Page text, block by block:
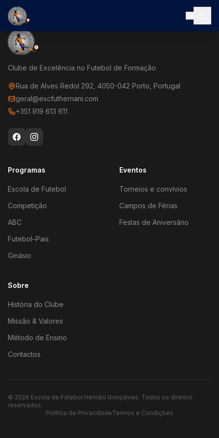
Clube de Excelência no Futebol de Formação
Rua de Alves Redol 292, 4050-042 Porto, Portugal
geral@escfuthernani.com
+351 919 613 611
Programas
Escola de Futebol
Competição
ABC
Futebol–Pais
Ginásio
Eventos
Torneios e convívios
Campos de Férias
Festas de Aniversário
Sobre
História do Clube
Missão & Valores
Método de Ensino
Contactos
© 2026 Escola de Futebol Hernâni Gonçalves. Todos os direitos
reservados.
Política de PrivacidadeTermos e Condições